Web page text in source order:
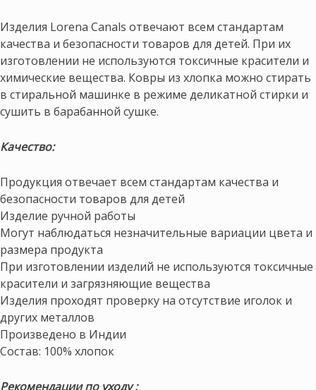
Изделия Lorena Canals отвечают всем стандартам
качества и безопасности товаров для детей. При их
изготовлении не используются токсичные красители и
химические вещества. Ковры из хлопка можно стирать
в стиральной машинке в режиме деликатной стирки и
сушить в барабанной сушке.
Качество:
Продукция отвечает всем стандартам качества и
безопасности товаров для детей
Изделие ручной работы
Могут наблюдаться незначительные вариации цвета и
размера продукта
При изготовлении изделий не используются токсичные
красители и загрязняющие вещества
Изделия проходят проверку на отсутствие иголок и
других металлов
Произведено в Индии
Состав: 100% хлопок
Рекомендации по уходу :